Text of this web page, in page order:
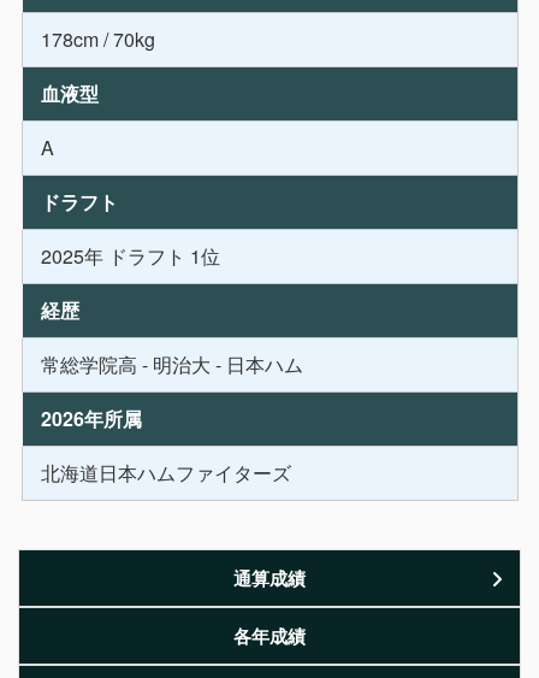
178cm / 70kg
血液型
A
ドラフト
2025年 ドラフト 1位
経歴
常総学院高 - 明治大 - 日本ハム
2026年所属
北海道日本ハムファイターズ
通算成績
各年成績